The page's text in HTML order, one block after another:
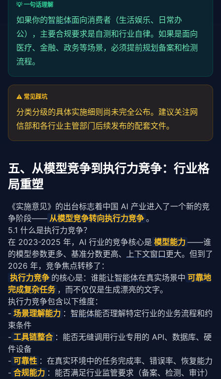
💡 一句话理解
如果你的智能体面向消费者（生活娱乐、日常办
公），主要合规要求是自测和行业自律。如果是面向
医疗、金融、政务等场景，必须提前规划 备案和检测
流程。
⚠️ 常见踩坑
分类分级的具体实施细则尚未完全公布。建议关注网
信部和各行业主管部门后续发布的配套文件。
五、从模型竞争到执行力竞争：行业格
局重塑
《实施意见》的出台标志着中国 AI 产业进入了一个新的竞
争阶段—— 从模型竞争转向执行力竞争 。
5.1 什么是执行力竞争？
在 2023-2025 年，AI 行业的竞争核心是 模型能力 ——谁
的模型参数更多、基准分数更高、 上下文窗口更大。但到了
2026 年，竞争焦点转移了：
执行力竞争 的核心是：谁能让智能体在真实场景中 可靠地
完成复杂任务 ，而不仅仅是生成漂亮的文字。
执行力竞争包含以下维度：
- 场景理解能力 ： 智能体能否理解特定行业的业务流程和约
束条件
- 工具链整合 ：能否无缝调用行业专用的 API、数据库、硬
件设备
- 可靠性 ：在真实环境中的任务完成率、错误率、恢复能力
- 合规能力 ：能否满足行业监管要求（备案、检测、审计）